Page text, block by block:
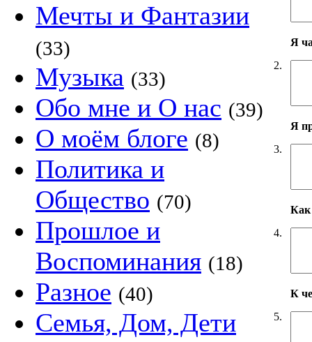
Мечты и Фантазии
(33)
Музыка (33)
Обо мне и О нас (39)
О моём блоге (8)
Политика и
Общество (70)
Прошлое и
Воспоминания (18)
Разное (40)
Семья, Дом, Дети
2.
Я
3.
Я
4.
Как
5.
К